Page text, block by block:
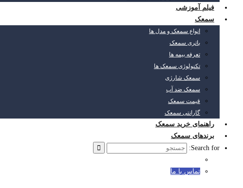
فیلم آموزشی
سمعک
انواع سمعک و مدل ها
باتری سمعک
تعرفه بیمه ها
تکنولوژی سمعک ها
سمعک شارژی
سمعک ضد آب
قیمت سمعک
گارانتی سمعک
راهنمای خرید سمعک
برندهای سمعک
Search for:
تماس با ما